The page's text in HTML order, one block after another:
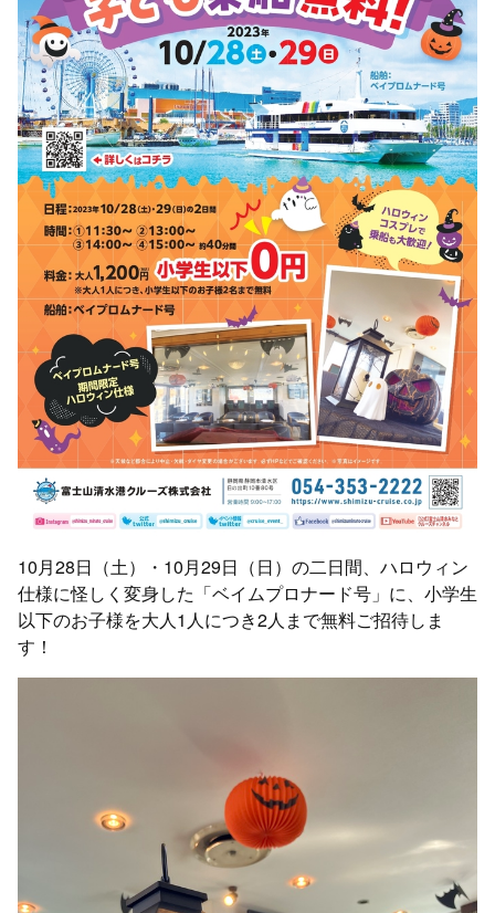
10月28日（土）・10月29日（日）の二日間、ハロウィン
仕様に怪しく変身した「ベイムプロナード号」に、小学生
以下のお子様を大人1人につき2人まで無料ご招待しま
す！